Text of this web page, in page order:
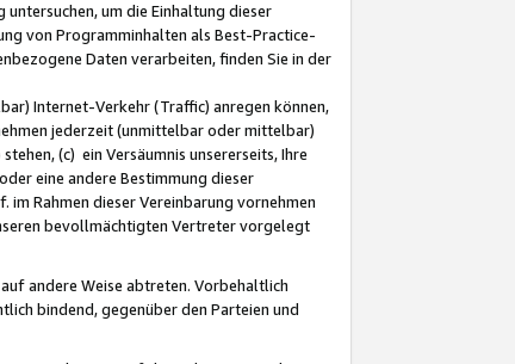
um die Einhaltung dieser
von Programminhalten als Best-Practice-
Daten verarbeiten, finden Sie in der
Internet-Verkehr (Traffic) anregen können,
jederzeit (unmittelbar oder mittelbar)
(c) ein Versäumnis unsererseits, Ihre
eine andere Bestimmung dieser
Rahmen dieser Vereinbarung vornehmen
bevollmächtigten Vertreter vorgelegt
andere Weise abtreten. Vorbehaltlich
bindend, gegenüber den Parteien und